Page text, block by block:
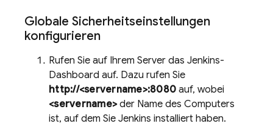
Globale Sicherheitseinstellungen
konfigurieren
Rufen Sie auf Ihrem Server das Jenkins-
Dashboard auf. Dazu rufen Sie
http://<servername>:8080 auf, wobei
<servername>der Name des Computers
ist, auf dem Sie Jenkins installiert haben.